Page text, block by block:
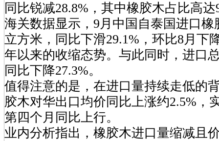
同比锐减28.8%，其中橡胶木占比高达
海关数据显示，9月中国自泰国进口橡
立方米，同比下滑29.1%，环比8月下
年以来的收缩态势。与此同时，进口
同比下降27.3%。
值得注意的是，在进口量持续走低的
胶木对华出口均价同比上涨约2.5%，
第四个月同比上行。
业内分析指出，橡胶木进口量缩减且